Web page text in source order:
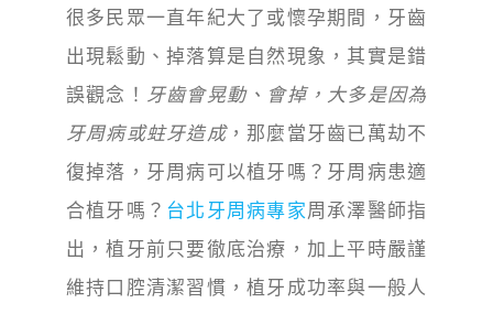
很多民眾一直年紀大了或懷孕期間，牙齒
出現鬆動、掉落算是自然現象，其實是錯
誤觀念！ 牙齒會晃動、會掉，大多是因為
牙周病或蛀牙造成，那麼當牙齒已萬劫不
復掉落，牙周病可以植牙嗎？牙周病患適
合植牙嗎？ 台北牙周病專家周承澤醫師指
出，植牙前只要徹底治療，加上平時嚴謹
維持口腔清潔習慣，植牙成功率與一般人